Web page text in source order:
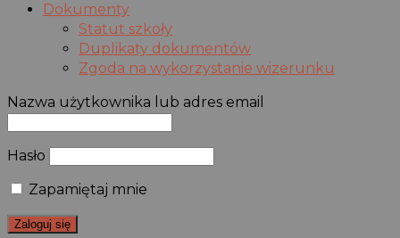
Dokumenty
Statut szkoły
Duplikaty dokumentów
Zgoda na wykorzystanie wizerunku
Nazwa użytkownika lub adres email
Hasło
Zapamiętaj mnie